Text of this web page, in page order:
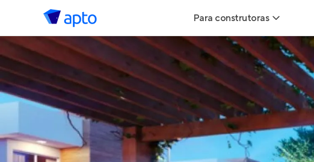
Para construtoras
Geração de Leads
Geração de Visitas
Geração de Vendas
Maiores Construtoras